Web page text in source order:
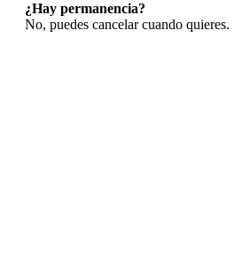
¿Hay permanencia?
No, puedes cancelar cuando quieres.